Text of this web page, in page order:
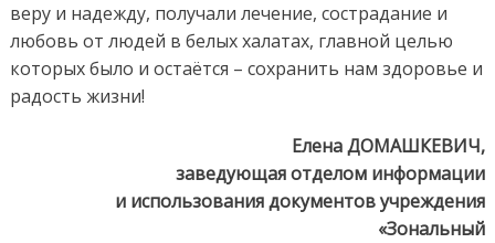
веру и надежду, получали лечение, сострадание и
любовь от людей в белых халатах, главной целью
которых было и остаётся – сохранить нам здоровье и
радость жизни!
Елена ДОМАШКЕВИЧ,
заведующая отделом информации
и использования документов учреждения
«Зональный